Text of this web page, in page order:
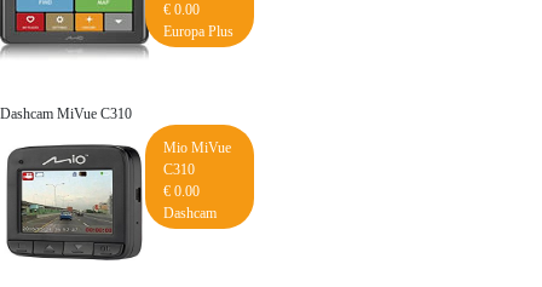
€ 0.00
Europa Plus
Dashcam MiVue C310
Mio MiVue
C310
€ 0.00
Dashcam